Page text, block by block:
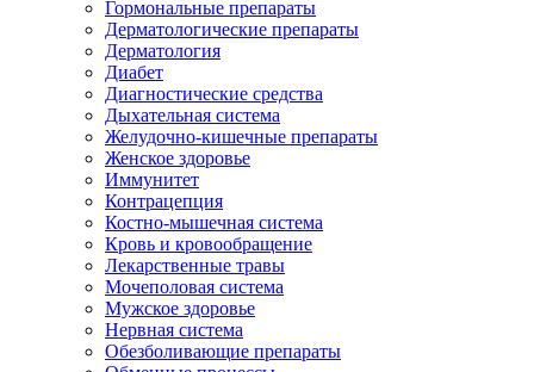
Гормональные препараты
Дерматологические препараты
Дерматология
Диабет
Диагностические средства
Дыхательная система
Желудочно-кишечные препараты
Женское здоровье
Иммунитет
Контрацепция
Костно-мышечная система
Кровь и кровообращение
Лекарственные травы
Мочеполовая система
Мужское здоровье
Нервная система
Обезболивающие препараты